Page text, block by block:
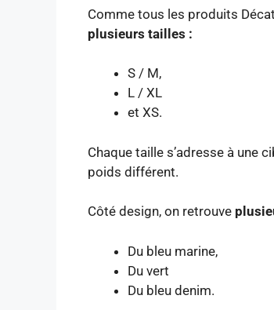
Comme tous les produits
plusieurs tailles :
S / M,
L / XL
et XS.
Chaque taille s’adresse à une
poids différent.
Côté design, on retrouve
Du bleu marine,
Du vert
Du bleu denim.